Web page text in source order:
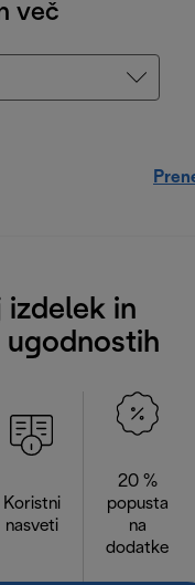
več
izdelek in
Koristni
nasveti
20 %
popusta
na
dodatke